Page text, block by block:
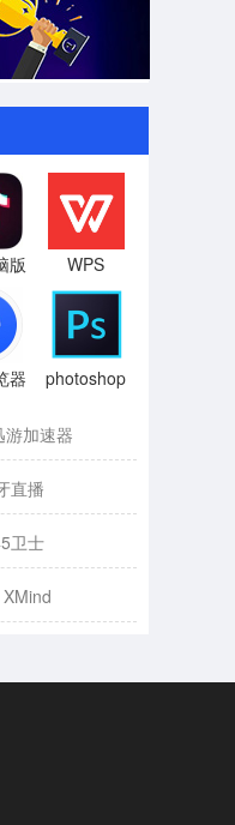
版 WPS
器 photoshop
游加速器
直播
卫士
XMind